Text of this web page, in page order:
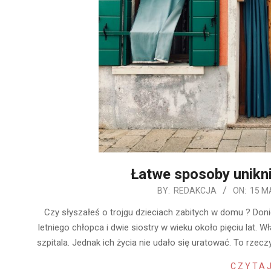
Łatwe sposoby
BY: REDAKCJA ON: 15
Czy słyszałeś o trojgu dzieciach zabitych w domu ?
letniego chłopca i dwie siostry w wieku około pięciu lat.
szpitala. Jednak ich życia nie udało się uratować. To